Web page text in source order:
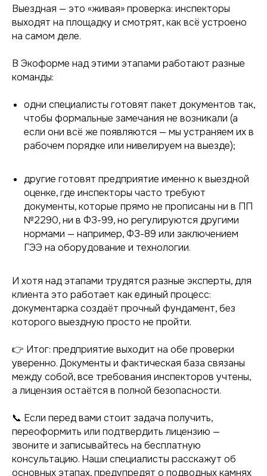
Выездная — это «живая» проверка: инспекторы
выходят на площадку и смотрят, как всё устроено
на самом деле.
В Экоформе над этими этапами работают разные
команды:
одни специалисты готовят пакет документов так,
чтобы формальные замечания не возникали (а
если они всё же появляются — мы устраняем их в
рабочем порядке или нивелируем на выезде);
другие готовят предприятие именно к выездной
оценке, где инспекторы часто требуют
документы, которые прямо не прописаны ни в ПП
№2290, ни в ФЗ-99, но регулируются другими
нормами — например, ФЗ-89 или заключением
ГЭЭ на оборудование и технологии.
И хотя над этапами трудятся разные эксперты, для
клиента это работает как единый процесс:
документарка создаёт прочный фундамент, без
которого выездную просто не пройти.
👉 Итог: предприятие выходит на обе проверки
уверенно. Документы и фактическая база связаны
между собой, все требования инспекторов учтены,
а лицензия остаётся в полной безопасности.
📞 Если перед вами стоит задача получить,
переоформить или подтвердить лицензию —
звоните и записывайтесь на бесплатную
консультацию. Наши специалисты расскажут об
основных этапах, предупредят о подводных камнях
Я принимаюПолитику конфиденциальности
[ ОТПРАВИТЬ ЗАЯВКУ ]
пр. Ленина, 8, офис 712
Екатеринбург
КОНТАКТЫ
Политика
Разработка сайта